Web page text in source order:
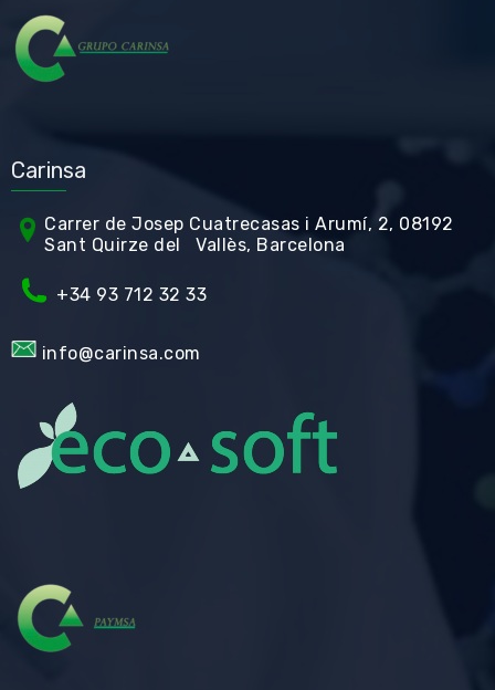
Carinsa
Carrer de Josep Cuatrecasas i Arumí, 2, 08192
Sant Quirze del Vallès, Barcelona
+34 93 712 32 33
info@carinsa.com